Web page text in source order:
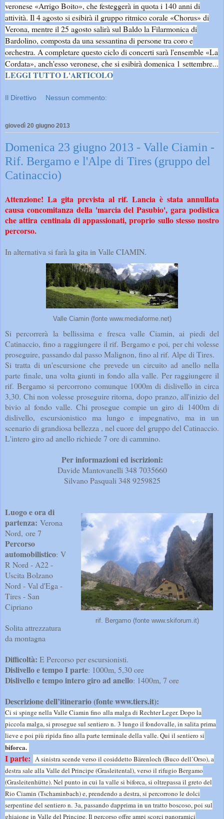
veronese «Arrigo Boito», che festeggerà in quota i 140 anni di
attività. Il 4 agosto si esibirà il gruppo ritmico corale «Chorus» di
Verona, mentre il 25 agosto salirà sul Baldo la Filarmonica di
Bardolino, composta da una sessantina di persone tra coro e
orchestra. A completare questo ciclo di concerti sarà l'ensemble «La
Cordata», anch'esso veronese, che si esibirà domenica 1 settembre...
LEGGI TUTTO L'ARTICOLO
Il Direttivo Nessun commento:
giovedì 20 giugno 2013
Domenica 23 giugno 2013 - Valle Ciamin -
Rif. Bergamo e l'Alpe di Tires (gruppo del
Catinaccio)
Attenzione! La gita prevista al rif. Lancia è stata annullata
causa concomitanza della 'marcia del Pasubio', gara podistica
che attira centinaia di appassionati, proprio sullo stesso nostro
percorso.
In alternativa si farà la gita in Valle CIAMIN.
Valle Ciamin (fonte www.mediaforme.net)
Si percorrerà la bellissima e fresca valle Ciamin, ai piedi del
Catinaccio, fino a raggiungere il rif. Bergamo e poi, per chi volesse
proseguire, passando dal passo Malignon, fino al rif. Alpe di Tires.
Si tratta di un'escursione che prevede un circuito ad anello nella
parte finale, una volta giunti in fondo alla valle. Per raggiungere il
rif. Bergamo si percorrono comunque 1000m di dislivello in circa
3,30. Chi non volesse proseguire ritorna, dopo pranzo, all'inizio del
bivio al fondo valle. Chi prosegue compie un giro di 1400m di
dislivello, escursionistico ma lungo e impegnativo, ma in un
scenario di grandiosa bellezza , nel cuore del gruppo del Catinaccio.
L'intero giro ad anello richiede 7 ore di cammino.
Per informazioni ed iscrizioni:
Davide Mantovanelli 348 7035660
Silvano Pasquali 348 9259825
rif. Bergamo (fonte www.skiforum.it)
Luogo e ora di
partenza: Verona
Nord, ore 7
Percorso
automobilistico: V
R Nord - A22 -
Uscita Bolzano
Nord - Val d'Ega -
Tires - San
Cipriano
Solita attrezzatura
da montagna
Difficoltà: E Percorso per escursionisti.
Dislivello e tempo I parte: 1000m, 5,30 ore
Dislivello e tempo intero giro ad anello: 1400m, 7 ore
Descrizione dell’itinerario (fonte www.tiers.it):
Ci si spinge nella Valle Ciamin fino alla malga di Rechter Leger. Dopo la
piccola malga, si prosegue sul sentiero n. 3 lungo il fondovalle, in salita prima
lieve e poi più ripida fino alla parte terminale della valle. Qui il sentiero si
biforca.
I parte: A sinistra scende verso il cosiddetto Bärenloch (Buco dell’Orso), a
destra sale alla Valle del Principe (Grasleitental), verso il rifugio Bergamo
(Grasleitenhütte). Nel punto in cui la valle si biforca, si oltrepassa il greto del
Rio Ciamin (Tschaminbach) e, prendendo a destra, si percorrono le dolci
serpentine del sentiero n. 3a, passando dapprima in un tratto boscoso, poi sul
ghiaione in Valle del Principe. Il percorso offre ampi scorci panoramici